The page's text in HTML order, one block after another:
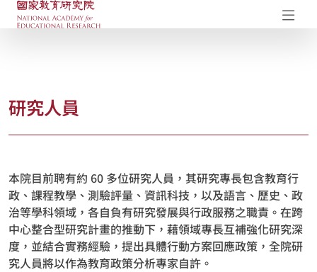
國家教育研究院-研究成果典藏庫
研究人員
本院目前聘有約 60 多位研究人員，其研究專長包含教育行
政、課程教學、測驗評量、資訊科技，以及語言、歷史、政
治等學科領域，各自負有研究發展與行政服務之職責。在跨
中心整合型研究計畫的推動下，藉領域專長互補強化研究深
度，並結合實務經驗，提出具體行動方案回應政策，全院研
究人員將以作為教育政策分析專家自許。